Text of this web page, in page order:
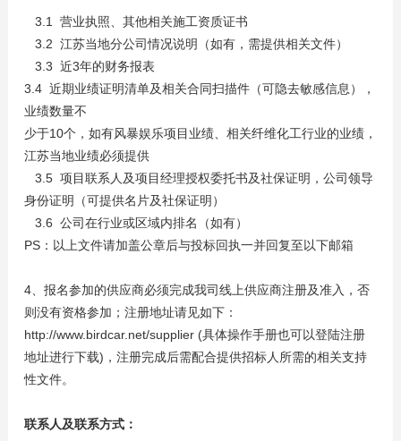
3.1 营业执照、其他相关施工资质证书
3.2 江苏当地分公司情况说明（如有，需提供相关文件）
3.3 近3年的财务报表
3.4 近期业绩证明清单及相关合同扫描件（可隐去敏感信息），
业绩数量不
少于10个，如有风暴娱乐项目业绩、相关纤维化工行业的业绩，
江苏当地业绩必须提供
3.5 项目联系人及项目经理授权委托书及社保证明，公司领导
身份证明（可提供名片及社保证明）
3.6 公司在行业或区域内排名（如有）
PS：以上文件请加盖公章后与投标回执一并回复至以下邮箱
4、报名参加的供应商必须完成我司线上供应商注册及准入，否
则没有资格参加；注册地址请见如下：
http://www.birdcar.net/supplier (具体操作手册也可以登陆注册
地址进行下载)，注册完成后需配合提供招标人所需的相关支持
性文件。
联系人及联系方式：